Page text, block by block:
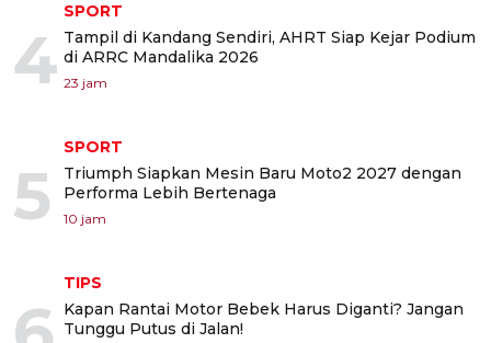
4
SPORT
Tampil di Kandang Sendiri, AHRT Siap Kejar Podium
di ARRC Mandalika 2026
23 jam
5
SPORT
Triumph Siapkan Mesin Baru Moto2 2027 dengan
Performa Lebih Bertenaga
10 jam
TIPS
Kapan Rantai Motor Bebek Harus Diganti? Jangan
Tunggu Putus di Jalan!